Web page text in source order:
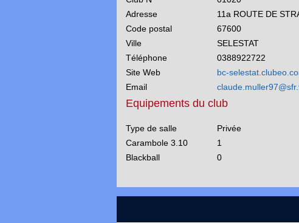
Adresse
11a ROUTE DE
Code postal
67600
Ville
SELESTAT
Téléphone
0388922722
Site Web
bc-
Email
Equipements du club
Type de salle Privée
Carambole 3.10
1
Blackball
0